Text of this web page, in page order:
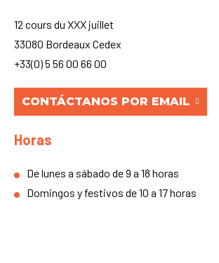
12 cours du XXX juillet
33080 Bordeaux Cedex
+33(0) 5 56 00 66 00
CONTÁCTANOS POR EMAIL
Horas
De lunes a sábado de 9 a 18 horas
Domingos y festivos de 10 a 17 horas